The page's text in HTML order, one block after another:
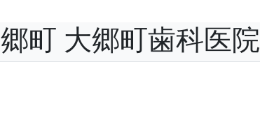
町 大郷町歯科医院